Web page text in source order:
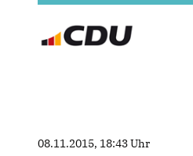
08.11.2015, 18:43 Uhr